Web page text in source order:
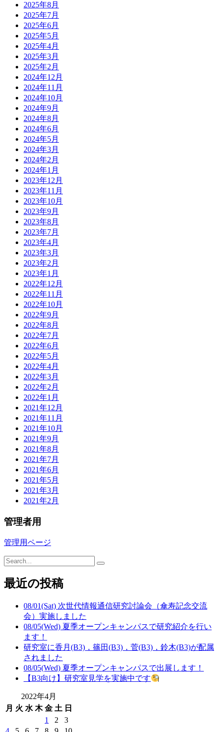
2025年8月
2025年7月
2025年6月
2025年5月
2025年4月
2025年3月
2025年2月
2024年12月
2024年11月
2024年10月
2024年9月
2024年8月
2024年6月
2024年5月
2024年3月
2024年2月
2024年1月
2023年12月
2023年11月
2023年10月
2023年9月
2023年8月
2023年7月
2023年4月
2023年3月
2023年2月
2023年1月
2022年12月
2022年11月
2022年10月
2022年9月
2022年8月
2022年7月
2022年6月
2022年5月
2022年4月
2022年3月
2022年2月
2022年1月
2021年12月
2021年11月
2021年10月
2021年9月
2021年8月
2021年7月
2021年6月
2021年5月
2021年3月
2021年2月
管理者用
管理用ページ
最近の投稿
08/01(Sat) 次世代情報通信研究討論会（傘寿記念交流
会）実施しました
08/05(Wed) 夏季オープンキャンパスで研究紹介を行い
ます！
研究室に香月(B3)，篠田(B3)，菅(B3)，鈴木(B3)が配属
されました
08/05(Wed) 夏季オープンキャンパスで出展します！
【B3向け】研究室見学を実施中です
2022年4月
月 火 水 木 金 土 日
1
2
3